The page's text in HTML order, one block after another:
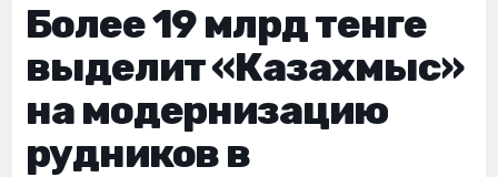
Более 19 млрд тенге
выделит «Казахмыс»
на модернизацию
рудников в